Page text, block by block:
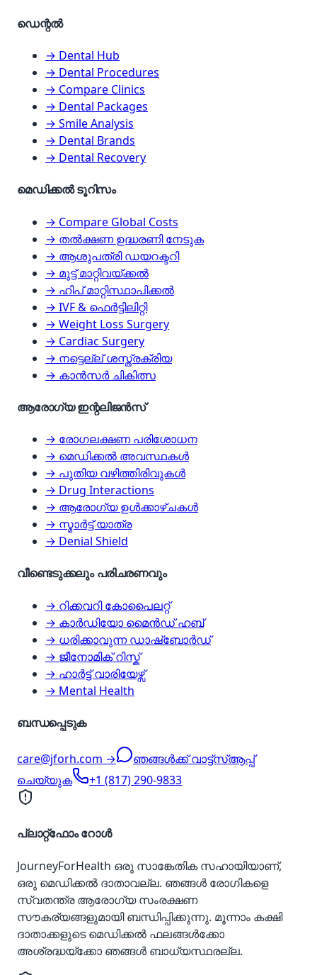
ഡെന്റൽ
→ Dental Hub
→ Dental Procedures
→ Compare Clinics
→ Dental Packages
→ Smile Analysis
→ Dental Brands
→ Dental Recovery
മെഡിക്കൽ ടൂറിസം
→ Compare Global Costs
→ തൽക്ഷണ ഉദ്ധരണി നേടുക
→ ആശുപത്രി ഡയറക്ടറി
→ മുട്ട് മാറ്റിവയ്ക്കൽ
→ ഹിപ് മാറ്റിസ്ഥാപിക്കൽ
→ IVF & ഫെർട്ടിലിറ്റി
→ Weight Loss Surgery
→ Cardiac Surgery
→ നട്ടെല്ല് ശസ്ത്രക്രിയ
→ കാൻസർ ചികിത്സ
ആരോഗ്യ ഇന്റലിജൻസ്
→ രോഗലക്ഷണ പരിശോധന
→ മെഡിക്കൽ അവസ്ഥകൾ
→ പുതിയ വഴിത്തിരിവുകൾ
→ Drug Interactions
→ ആരോഗ്യ ഉൾക്കാഴ്ചകൾ
→ സ്മാർട്ട് യാത്ര
→ Denial Shield
വീണ്ടെടുക്കലും പരിചരണവും
→ റിക്കവറി കോപൈലറ്റ്
→ കാർഡിയോ മൈൻഡ് ഹബ്
→ ധരിക്കാവുന്ന ഡാഷ്‌ബോർഡ്
→ ജീനോമിക് റിസ്ക്
→ ഹാർട്ട് വാരിയേഴ്സ്
→ Mental Health
ബന്ധപ്പെടുക
care@jforh.com →
ഞങ്ങൾക്ക് വാട്ട്‌സ്ആപ്പ്
ചെയ്യുക
+1 (817) 290-9833
പ്ലാറ്റ്‌ഫോം റോൾ
JourneyForHealth ഒരു സാങ്കേതിക സഹായിയാണ്,
ഒരു മെഡിക്കൽ ദാതാവല്ല. ഞങ്ങൾ രോഗികളെ
സ്വതന്ത്ര ആരോഗ്യ സംരക്ഷണ
സൗകര്യങ്ങളുമായി ബന്ധിപ്പിക്കുന്നു. മൂന്നാം കക്ഷി
ദാതാക്കളുടെ മെഡിക്കൽ ഫലങ്ങൾക്കോ
അശ്രദ്ധയ്‌ക്കോ ഞങ്ങൾ ബാധ്യസ്ഥരല്ല.